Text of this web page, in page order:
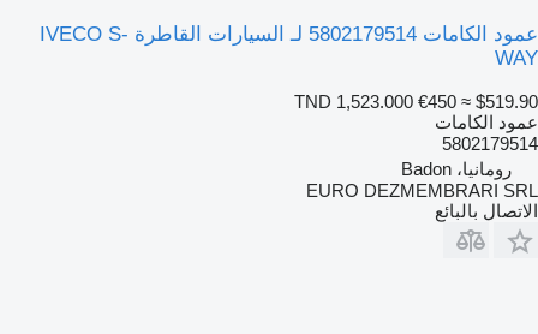
عمود الكامات 5802179514 لـ السيارات القاطرة IVECO S-
WAY
TND 1,523.000 €450 ≈ $519.90
عمود الكامات
5802179514
رومانيا، Badon
EURO DEZMEMBRARI SRL
الاتصال بالبائع